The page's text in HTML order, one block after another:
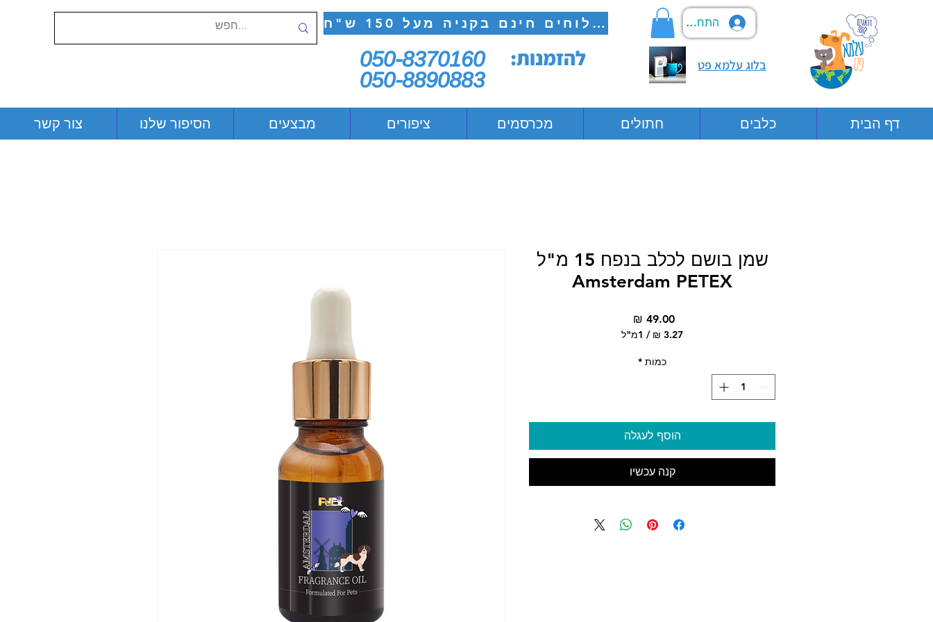
משלוחים חינם בקניה מעל 150 ש"ח
050-8370160
050-8890883
להזמנות:
התחבר
בלוג עלמא פט
צור קשר הסיפור שלנו מבצעים ציפורים מכרסמים חתולים כלבים דף הבית
שמן בושם לכלב בנפח 15 מ"ל
Amsterdam PETEX
/ 1מ"ל
לכלכמות *
הוסף לעגלה
קנה עכשיו